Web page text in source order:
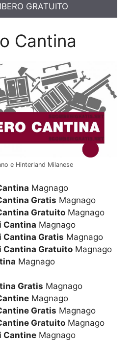
GRATUITO
Cantina
e Hinterland Milanese
Magnago
Gratis Magnago
Gratuito Magnago
Cantina Magnago
Cantina Gratis Magnago
Cantina Gratuito Magnago
Magnago
Gratis Magnago
Magnago
Gratis Magnago
Gratuito Magnago
Cantine Magnago